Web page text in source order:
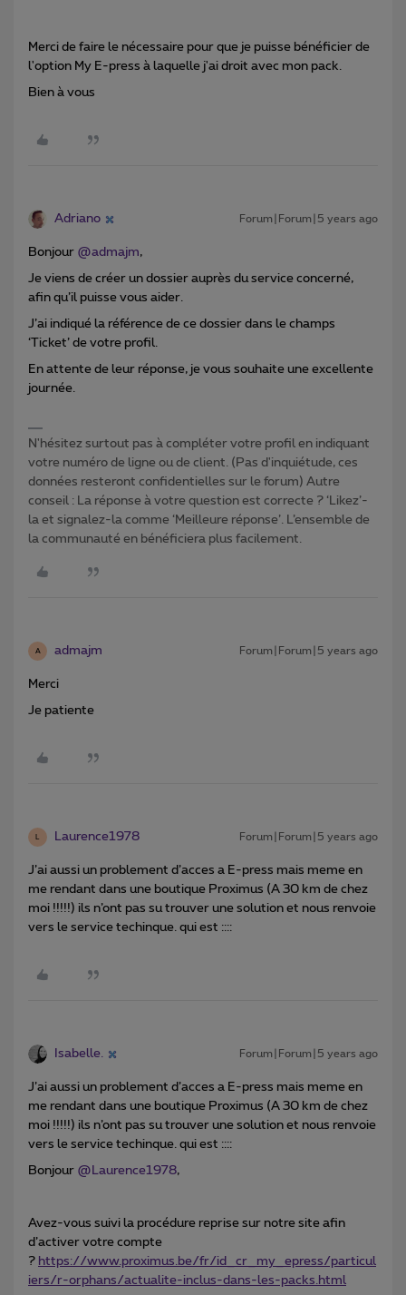
Merci de faire le nécessaire pour que je puisse bénéficier de
l'option My E-press à laquelle j'ai droit avec mon pack.
Bien à vous
Adriano Forum|Forum|5 years ago
Bonjour @admajm,
Je viens de créer un dossier auprès du service concerné,
afin qu’il puisse vous aider.
J’ai indiqué la référence de ce dossier dans le champs
‘Ticket’ de votre profil.
En attente de leur réponse, je vous souhaite une excellente
journée.
N'hésitez surtout pas à compléter votre profil en indiquant
votre numéro de ligne ou de client. (Pas d'inquiétude, ces
données resteront confidentielles sur le forum) Autre
conseil : La réponse à votre question est correcte ? ‘Likez’-
la et signalez-la comme ‘Meilleure réponse’. L’ensemble de
la communauté en bénéficiera plus facilement.
A admajm Forum|Forum|5 years ago
Merci
Je patiente
L Laurence1978 Forum|Forum|5 years ago
J’ai aussi un problement d’acces a E-press mais meme en
me rendant dans une boutique Proximus (A 30 km de chez
moi !!!!!) ils n’ont pas su trouver une solution et nous renvoie
vers le service techinque. qui est ::::
Isabelle. Forum|Forum|5 years ago
J’ai aussi un problement d’acces a E-press mais meme en
me rendant dans une boutique Proximus (A 30 km de chez
moi !!!!!) ils n’ont pas su trouver une solution et nous renvoie
vers le service techinque. qui est ::::
Bonjour @Laurence1978,
Avez-vous suivi la procédure reprise sur notre site afin
d’activer votre compte
? https://www.proximus.be/fr/id_cr_my_epress/particul
iers/r-orphans/actualite-inclus-dans-les-packs.html